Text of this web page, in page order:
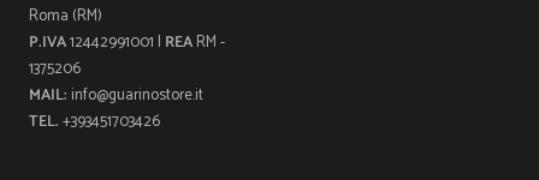
Roma (RM)
P.IVA12442991001 | REARM -
1375206
MAIL: info@guarinostore.it
TEL.+393451703426